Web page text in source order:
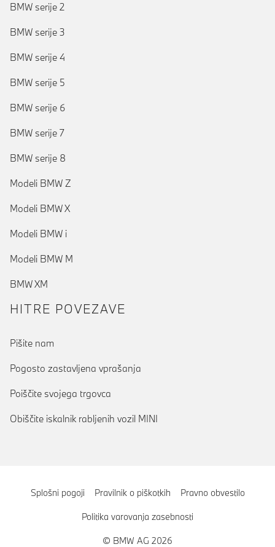
BMW serije 2
BMW serije 3
BMW serije 4
BMW serije 5
BMW serije 6
BMW serije 7
BMW serije 8
Modeli BMW Z
Modeli BMW X
Modeli BMW i
Modeli BMW M
BMW XM
HITRE POVEZAVE
Pišite nam
Pogosto zastavljena vprašanja
Poiščite svojega trgovca
Obiščite iskalnik rabljenih vozil MINI
Splošni pogoji Pravilnik o piškotkih Pravno obvestilo
Politika varovanja zasebnosti
© BMW AG 2026